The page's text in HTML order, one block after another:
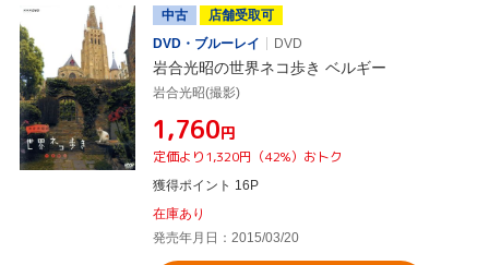
中古
店舗受取可
DVD・ブルーレイ
DVD
岩合光昭の世界ネコ歩き ベルギー
岩合光昭(撮影)
¥1,760円
定価より1,320円（42%）おトク
獲得ポイント 16P
在庫あり
発売年月日：2015/03/20